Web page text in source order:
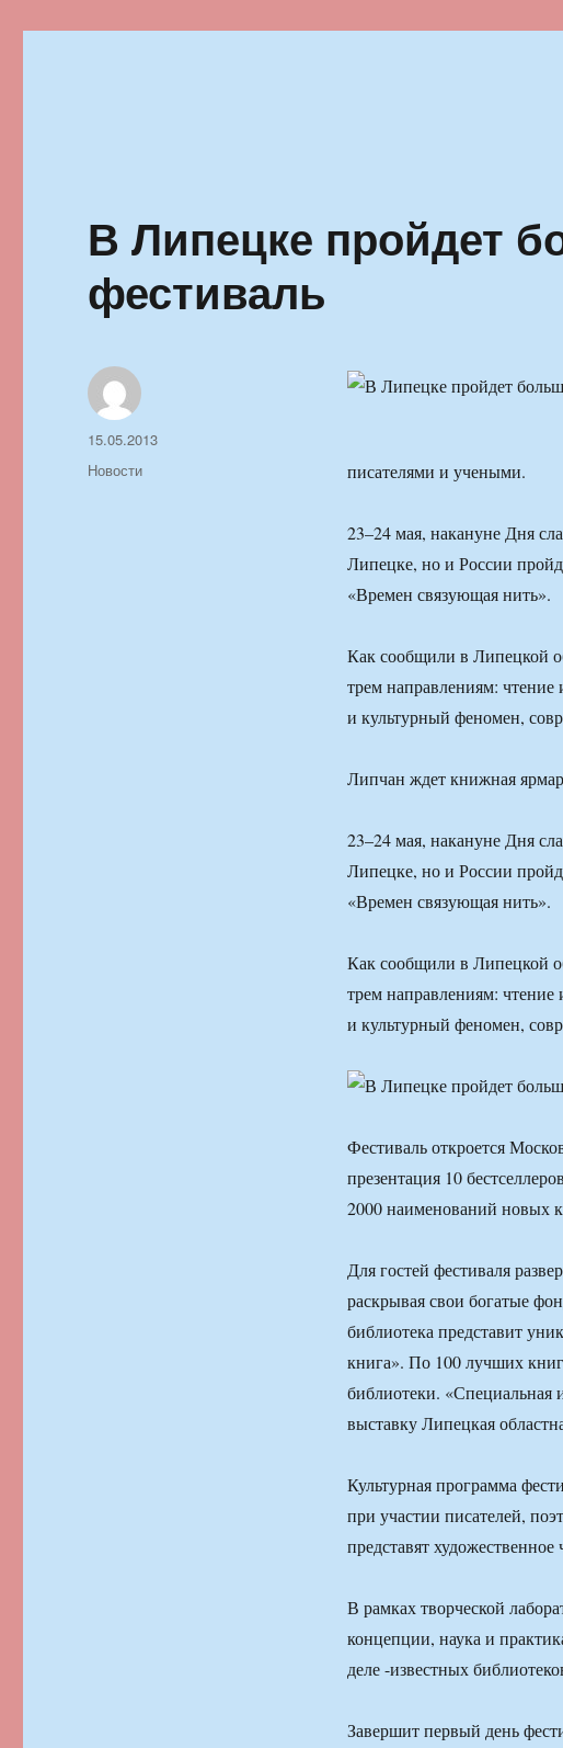
В Липецке пройдет
фестиваль
писателями и учеными.
23–24 мая, накануне Дня
Липецке, но и России
«Времен связующая нить».
Как сообщили в Липецкой
трем направлениям: чтение
и культурный феномен,
Липчан ждет книжная
23–24 мая, накануне Дня
Липецке, но и России
«Времен связующая нить».
Как сообщили в Липецкой
трем направлениям: чтение
и культурный феномен,
Фестиваль откроется
презентация 10
2000 наименований новых
Для гостей фестиваля
раскрывая свои богатые
библиотека представит
книга». По 100 лучших
библиотеки. «Специальная
выставку Липецкая
Культурная программа
при участии писателей,
представят
В рамках творческой
концепции, наука и
деле -известных
Завершит первый день
Автор
Опубликовано
15.05.2013
Рубрики
Новости